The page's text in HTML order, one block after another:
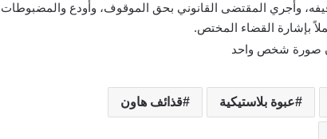
وأجري المقتضى القانوني بحق الموقوف، وأودع والمضبوطات
بإشارة القضاء المختص.
عبوة بلاستيكية قذائف هاون